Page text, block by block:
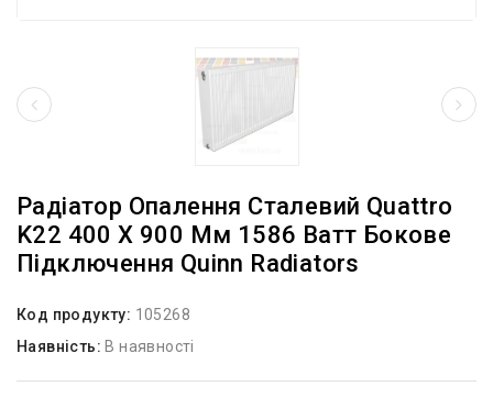
Радіатор Опалення Сталевий Quattro
K22 400 X 900 Мм 1586 Ватт Бокове
Підключення Quinn Radiators
Код продукту: 105268
Наявність: В наявності